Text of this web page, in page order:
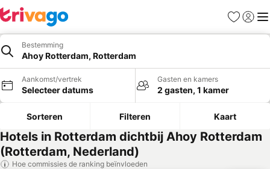
Favorieten
Bestemming
Ahoy Rotterdam, Rotterdam
Aankomst/vertrek
Selecteer datums
Gasten en kamers
2 gasten, 1 kamer
Sorteren Filteren Kaart
Hotels in Rotterdam dichtbij Ahoy Rotterdam
(Rotterdam, Nederland)
Hoe commissies de ranking beïnvloeden